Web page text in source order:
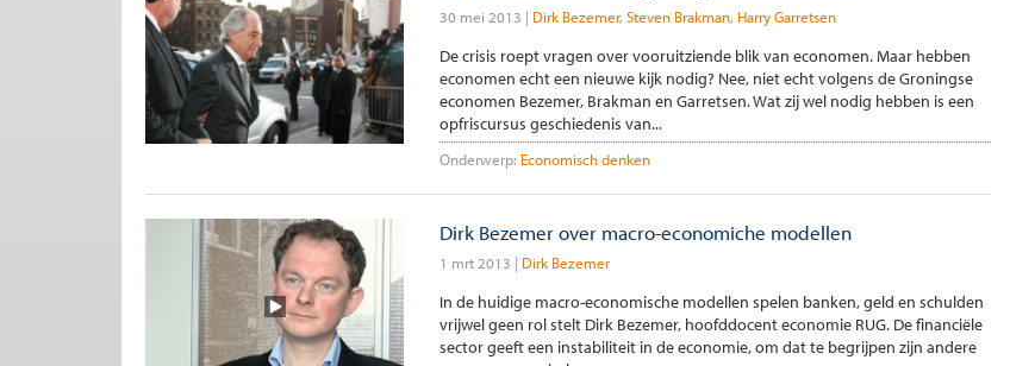
30 mei 2013 Dirk Bezemer Steven Brakman Harry Garretsen
De crisis roept vragen over vooruitziende blik van economen. Maar hebben
economen echt een nieuwe kijk nodig? Nee, niet echt volgens de Groningse
economen Bezemer, Brakman en Garretsen. Wat zij wel nodig hebben is een
opfriscursus geschiedenis van...
Onderwerp: Economisch denken
Dirk Bezemer over macro-economiche modellen
1 mrt 2013 Dirk Bezemer
In de huidige macro-economische modellen spelen banken, geld en schulden
vrijwel geen rol stelt Dirk Bezemer, hoofddocent economie RUG. De financiële
sector geeft een instabiliteit in de economie, om dat te begrijpen zijn andere